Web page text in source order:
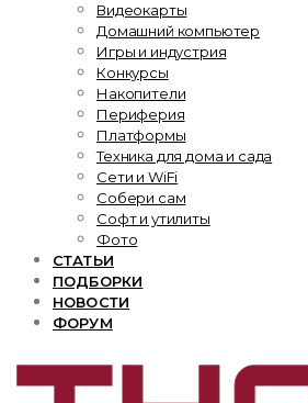
Видеокарты
Домашний компьютер
Игры и индустрия
Конкурсы
Накопители
Периферия
Платформы
Техника для дома и сада
Сети и WiFi
Собери сам
Софт и утилиты
Фото
СТАТЬИ
ПОДБОРКИ
НОВОСТИ
ФОРУМ